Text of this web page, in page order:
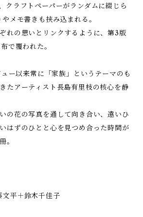
クラフトペーパーがランダムに綴じら
メモ書きも挟み込まれる。
れの思いとリンクするように、第3版
で覆われた。
ュー以来常に「家族」というテーマのも
たアーティスト長島有里枝の核心を静
の花の写真を通して向き合い、遠いひ
はずのひとと心を見つめ合った時間が
。
平＋鈴木千佳子